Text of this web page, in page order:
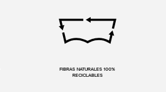
FIBRAS NATURALES 100%
RECICLABLES